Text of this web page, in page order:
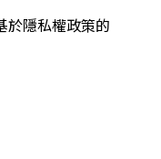
於隱私權政策的